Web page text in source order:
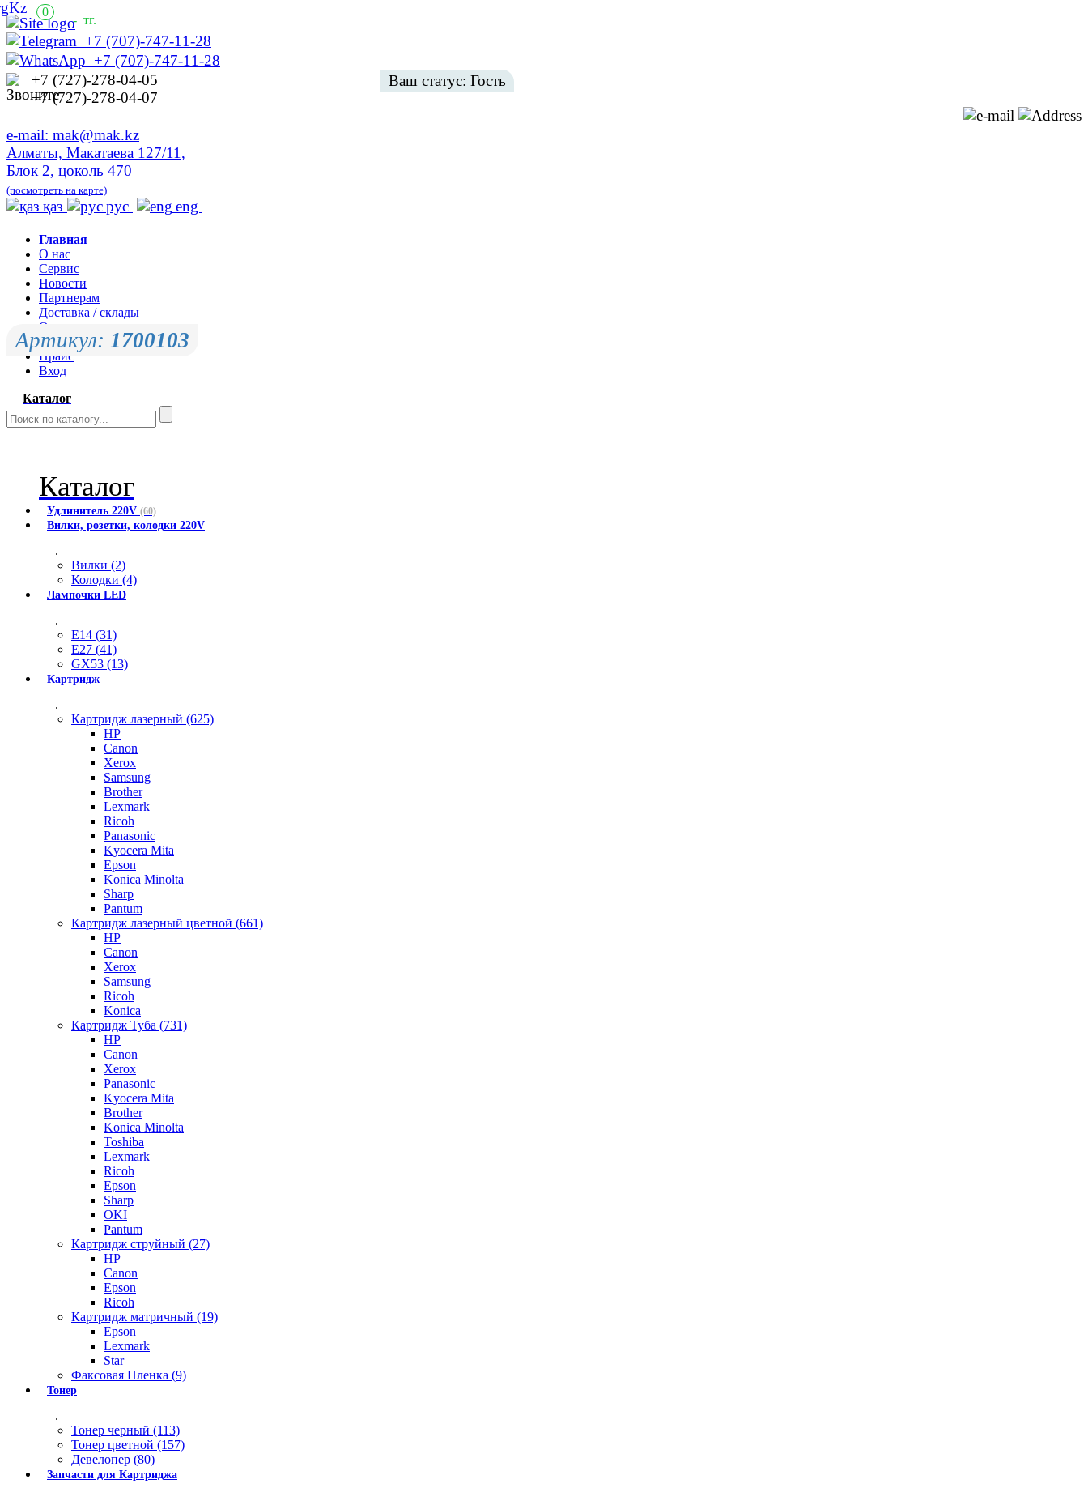
+7 (707)-747-11-28
+7 (707)-747-11-28
+7 (727)-278-04-05
+7 (727)-278-04-07
e-mail: mak@mak.kz
Алматы, Макатаева 127/11,
Блок 2, цоколь 470
(посмотреть на карте)
рус
қаз eng
Ваш статус: Гость
Главная
О нас
Сервис
Новости
Партнерам
Доставка / склады
Оплата
Контакты
Прайс
Вход
Каталог
0
- тг.
Каталог
Удлинитель 220V (60)
Вилки, розетки, колодки 220V
.
Вилки (2)
Колодки (4)
Лампочки LED
.
E14 (31)
E27 (41)
GX53 (13)
Картридж
.
Картридж лазерный (625)
HP
Canon
Xerox
Samsung
Brother
Lexmark
Ricoh
Panasonic
Kyocera Mita
Epson
Konica Minolta
Sharp
Pantum
Картридж лазерный цветной (661)
HP
Canon
Xerox
Samsung
Ricoh
Konica
Картридж Туба (731)
HP
Canon
Xerox
Panasonic
Kyocera Mita
Brother
Konica Minolta
Toshiba
Lexmark
Ricoh
Epson
Sharp
OKI
Pantum
Картридж струйный (27)
HP
Canon
Epson
Ricoh
Картридж матричный (19)
Epson
Lexmark
Star
Факсовая Пленка (9)
Тонер
.
Тонер черный (113)
Тонер цветной (157)
Девелопер (80)
Запчасти для Картриджа
Артикул: 1700103